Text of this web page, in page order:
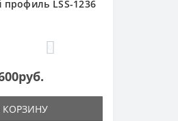
LSS-1236
КОРЗИНУ